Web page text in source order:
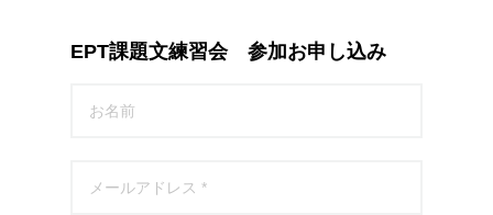
EPT課題文練習会 参加お申し込み